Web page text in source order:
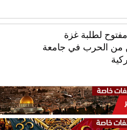
لطلبة غزة
من الحرب في جامعة